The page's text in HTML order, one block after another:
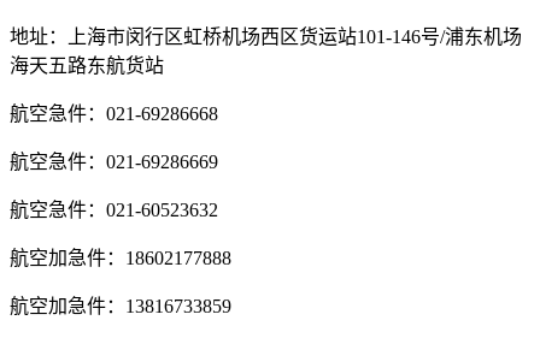
地址：上海市闵行区虹桥机场西区货运站101-146号/浦东机场
海天五路东航货站
航空急件：021-69286668
航空急件：021-69286669
航空急件：021-60523632
航空加急件：18602177888
航空加急件：13816733859